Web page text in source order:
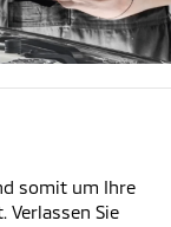
somit um Ihre
Sie